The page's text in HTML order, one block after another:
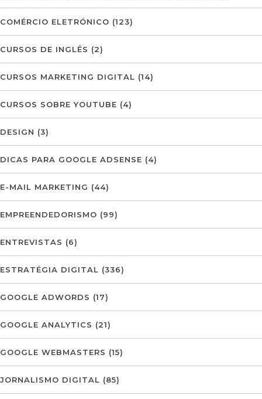
COMÉRCIO ELETRÓNICO (123)
CURSOS DE INGLÊS (2)
CURSOS MARKETING DIGITAL (14)
CURSOS SOBRE YOUTUBE (4)
DESIGN (3)
DICAS PARA GOOGLE ADSENSE (4)
E-MAIL MARKETING (44)
EMPREENDEDORISMO (99)
ENTREVISTAS (6)
ESTRATÉGIA DIGITAL (336)
GOOGLE ADWORDS (17)
GOOGLE ANALYTICS (21)
GOOGLE WEBMASTERS (15)
JORNALISMO DIGITAL (85)